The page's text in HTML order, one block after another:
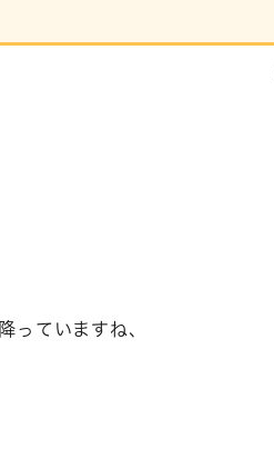
っていますね、